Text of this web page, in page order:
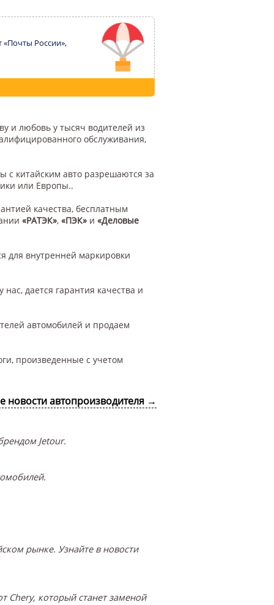
«Почты России»,
и любовь у тысяч водителей из
обслуживания,
с китайским авто разрешаются за
или Европы..
качества, бесплатным
«РАТЭК», «ПЭК» и «Деловые
для внутренней маркировки
дается гарантия качества и
автомобилей и продаем
произведенные с учетом
новости автопроизводителя →
Jetour.
рынке. Узнайте в новости
Chery, который станет заменой